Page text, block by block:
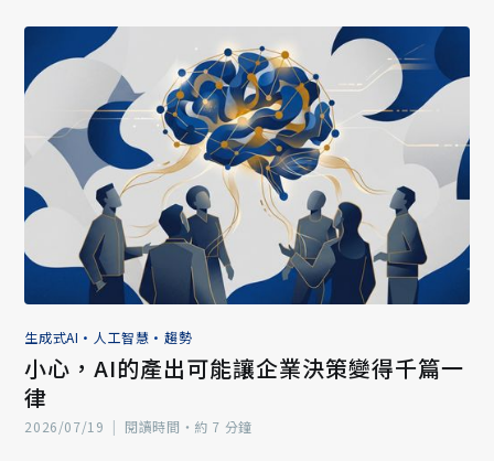
生成式AI • 人工智慧 •趨勢
小心，AI的產出可能讓企業決策變得千篇一
律
2026/07/19 | 閱讀時間‧約 7 分鐘